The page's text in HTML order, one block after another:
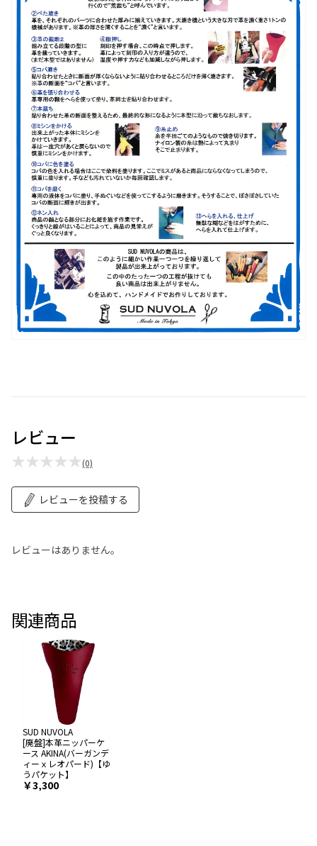
レビュー
★★★★★(0)
レビューを投稿する
レビューはありません。
関連商品
SUD NUVOLA
[廃盤]本革ニッパーケ
ース AKINA(バーガンデ
ィーｘレオパード)【ゆ
うパケット】
￥3,300